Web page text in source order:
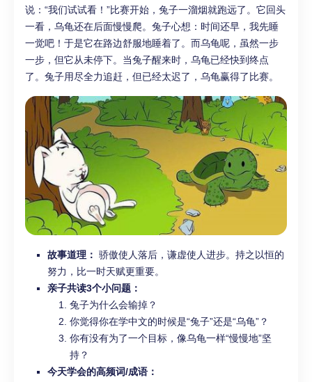
说：“我们试试看！”比赛开始，兔子一溜烟就跑远了。它回头
一看，乌龟还在后面慢慢爬。兔子心想：时间还早，我先睡
一觉吧！于是它在路边舒服地睡着了。而乌龟呢，虽然一步
一步，但它从未停下。当兔子醒来时，乌龟已经快到终点
了。兔子用尽全力追赶，但已经太迟了，乌龟赢得了比赛。
故事道理： 骄傲使人落后，谦虚使人进步。持之以恒的
努力，比一时天赋更重要。
亲子共读3个小问题：
兔子为什么会输掉？
你觉得你在学中文的时候是“兔子”还是“乌龟”？
你有没有为了一个目标，像乌龟一样“慢慢地”坚
持？
今天学会的高频词/成语：